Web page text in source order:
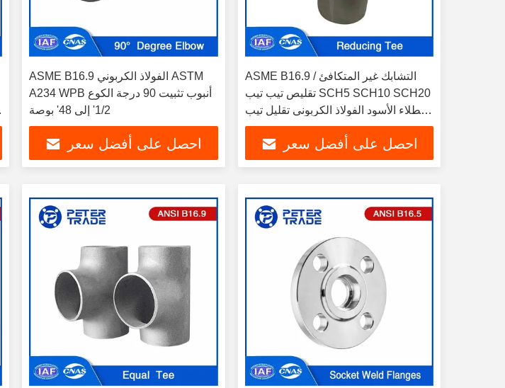
ASME B16.9 الفولاذ الكربوني ASTM
A234 WPB أنبوب تثبيت 90 درجة الكوع
1/2' إلى 48' بوصة
احصل على أفضل سعر
ASME B16.9 التشابك غير المتكافئ /
تقليص تيب تيب SCH5 SCH10 SCH20
الطلاء الأسود الفولاذ الكربوني تقليل تيب
تيب تيب
احصل على أفضل سعر